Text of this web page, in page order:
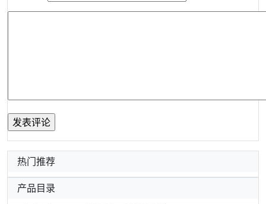
热门推荐
产品目录